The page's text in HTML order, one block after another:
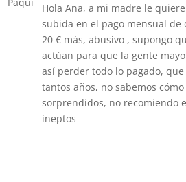
Hola Ana, a mi madre le
subida en el pago mensual de
20 € más, abusivo , supongo
actúan para que la gente
así perder todo lo pagado,
tantos años, no sabemos
sorprendidos, no recomiendo
ineptos